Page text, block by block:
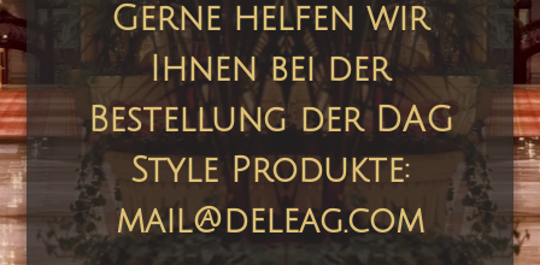
Gerne helfen wir
Ihnen bei der
Bestellung der DAG
Style Produkte:
mail@deleag.com